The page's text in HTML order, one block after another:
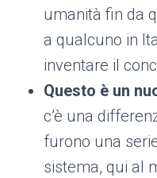
umanità fin da
a qualcuno in
inventare il
Questo è un
c’è una
furono una
sistema, qui al